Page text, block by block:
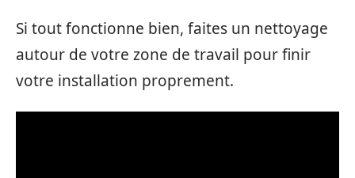
Si tout fonctionne bien, faites un nettoyage
autour de votre zone de travail pour finir
votre installation proprement.